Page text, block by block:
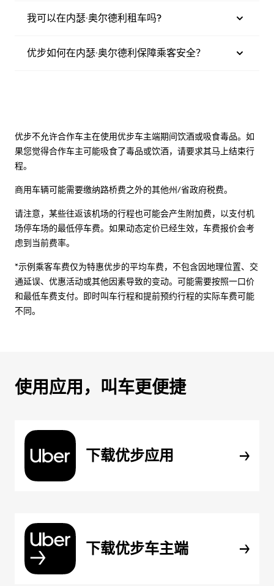
我可以在内瑟·奥尔德利租车吗?
优步如何在内瑟·奥尔德利保障乘客安全？
优步不允许合作车主在使用优步车主端期间饮酒或吸食毒品。如
果您觉得合作车主可能吸食了毒品或饮酒，请要求其马上结束行
程。
商用车辆可能需要缴纳路桥费之外的其他州/省政府税费。
请注意，某些往返该机场的行程也可能会产生附加费，以支付机
场停车场的最低停车费。如果动态定价已经生效，车费报价会考
虑到当前费率。
*示例乘客车费仅为特惠优步的平均车费，不包含因地理位置、交
通延误、优惠活动或其他因素导致的变动。可能需要按照一口价
和最低车费支付。即时叫车行程和提前预约行程的实际车费可能
不同。
使用应用，叫车更便捷
下载优步应用
下载优步车主端